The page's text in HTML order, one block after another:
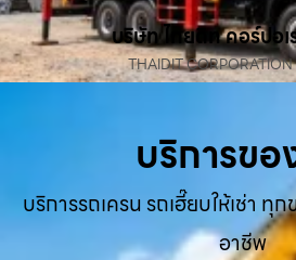
บริษัท ไทยดิท คอร์ปอ
THAIDIT
บริการขอ
บริการรถเครน รถเฮี๊ยบให้เช่า
อาชีพ